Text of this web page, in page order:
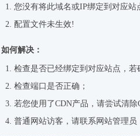
您没有将此域名或IP绑定到对应站
配置文件未生效!
如何解决：
检查是否已经绑定到对应站点，
检查端口是否正确；
若您使用了CDN产品，请尝试清除
普通网站访客，请联系网站管理员